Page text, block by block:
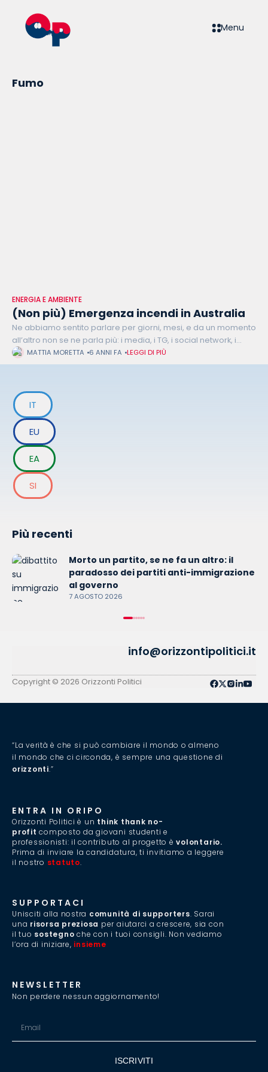
Menu
Fumo
ENERGIA E AMBIENTE
(Non più) Emergenza incendi in Australia
Ne abbiamo sentito parlare per giorni, mesi, e da un momento
all’altro non se ne parla più: i media, i TG, i social network, i
giornali… Di colpo, l’emergenza incendi
MATTIA MORETTA 6 ANNI FA LEGGI DI PIÙ
IT
EU
EA
SI
Più recenti
Morto un partito, se ne fa un altro: il
paradosso dei partiti anti-immigrazione
al governo
7 AGOSTO 2026
info@orizzontipolitici.it
Copyright © 2026 Orizzonti Politici
“La verità è che si può cambiare il mondo o almeno
il mondo che ci circonda, è sempre una questione di
orizzonti.”
ENTRA IN ORIPO
Orizzonti Politici è un think thank no-
profit composto da giovani studenti e
professionisti: il contributo al progetto èvolontario.
Prima di inviare la candidatura, ti invitiamo a leggere
il nostro statuto.
SUPPORTACI
Unisciti alla nostra comunità di supporters. Sarai
una risorsa preziosa per aiutarci a crescere, sia con
il tuo sostegno che con i tuoi consigli. Non vediamo
l’ora di iniziare, insieme
NEWSLETTER
Non perdere nessun aggiornamento!
ISCRIVITI